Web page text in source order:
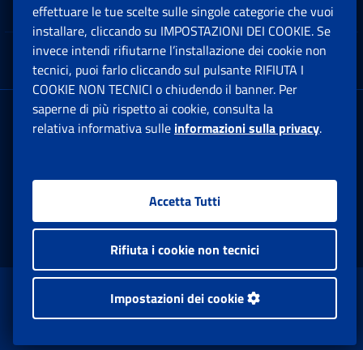
Note Legali
App mobile
Sede Legale : Via Ciro il Grande, 21
00144 Roma
Facebook: Apre una nuova finestra
Twitter: Apre una nuova finestra
Whatsapp: Apre una nuova
Youtube: Apre una
Instagram:
www.inps.gov.it © 1997-2026
Istituto Nazionale Previdenza Sociale.
effettuare le tue scelte sulle singole categorie che vuoi
installare, cliccando su IMPOSTAZIONI DEI COOKIE. Se
invece intendi rifiutarne l’installazione dei cookie non
tecnici, puoi farlo cliccando sul pulsante RIFIUTA I
COOKIE NON TECNICI o chiudendo il banner. Per
saperne di più rispetto ai cookie, consulta la
relativa informativa sulle informazioni sulla privacy.
Accetta Tutti
Rifiuta i cookie non tecnici
Impostazioni dei cookie